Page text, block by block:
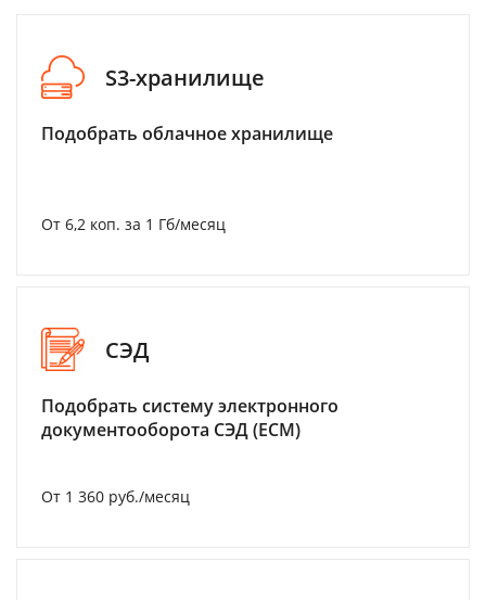
S3-хранилище
Подобрать облачное хранилище
От 6,2 коп. за 1 Гб/месяц
СЭД
Подобрать систему электронного
документооборота СЭД (ECM)
От 1 360 руб./месяц